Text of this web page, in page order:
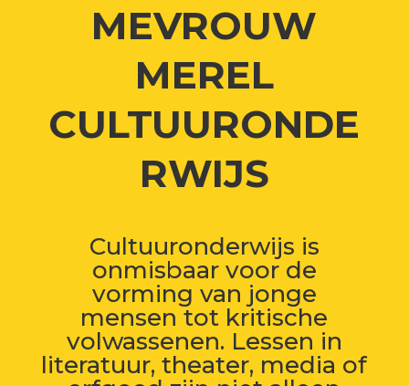
MEVROUW
MEREL
CULTUURONDE
RWIJS
Cultuuronderwijs is
onmisbaar voor de
vorming van jonge
mensen tot kritische
volwassenen. Lessen in
literatuur, theater, media of